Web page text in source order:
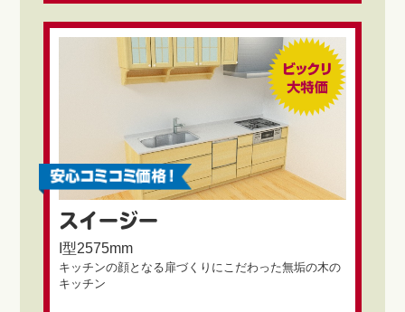
スイージー
I型2575mm
キッチンの顔となる扉づくりにこだわった無垢の木の
キッチン